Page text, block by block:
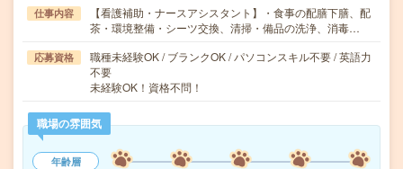
仕事内容
【看護補助・ナースアシスタント】・食事の配膳下膳、配
茶・環境整備・シーツ交換、清掃・備品の洗浄、消毒…
応募資格
職種未経験OK / ブランクOK / パソコンスキル不要 / 英語力
不要
未経験OK！資格不問！
職場の雰囲気
年齢層